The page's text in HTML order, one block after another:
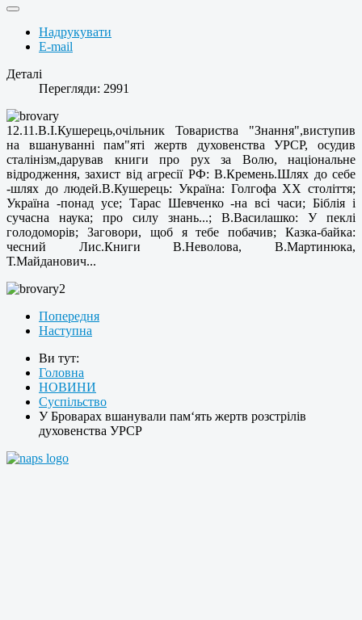
Надрукувати
E-mail
Деталі
Перегляди: 2991
12.11.В.І.Кушерець,очільник Товариства "Знання",виступив
на вшануванні пам"яті жертв духовенства УРСР, осудив
сталінізм,дарував книги про рух за Волю, національне
відродження, захист від агресії РФ: В.Кремень.Шлях до себе
-шлях до людей.В.Кушерець: Україна: Голгофа ХХ століття;
Україна -понад усе; Тарас Шевченко -на всі часи; Біблія і
сучасна наука; про силу знань...; В.Василашко: У пеклі
голодоморів; Заговори, щоб я тебе побачив; Казка-байка:
чесний Лис.Книги В.Неволова, В.Мартинюка,
Т.Майданович...
Попередня
Наступна
Ви тут:
Головна
НОВИНИ
Суспільство
У Броварах вшанували пам‘ять жертв розстрілів
духовенства УРСР